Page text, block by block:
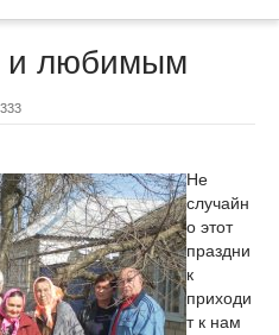
любимым
333
Не
случайн
о этот
праздни
к
приходи
т к нам